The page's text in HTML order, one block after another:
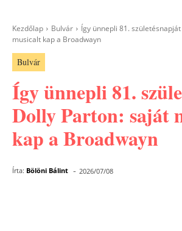
Kezdőlap Bulvár
Így ünnepli 81.
musicalt kap a Broadwayn
Bulvár
Így ünnepli 81.
Dolly Parton: saját
kap a Broadwayn
Írta: Bölöni Bálint - 2026/07/08